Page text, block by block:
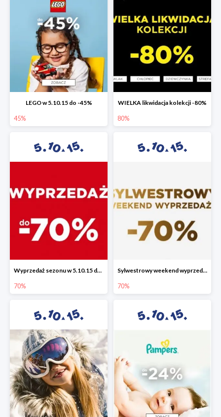
LEGO w 5.10.15 do -45%
45%
WIELKA likwidacja kolekcji -80%
80%
Wyprzedaż sezonu w 5.10.15 do -70%
70%
Sylwestrowy weekend wyprzedaży do -70%
70%